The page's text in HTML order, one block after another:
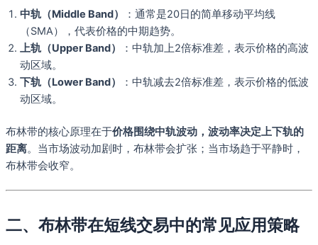
中轨（Middle Band）
：通常是20日的简单移动平均线
（SMA），代表价格的中期趋势。
上轨（Upper Band）
：中轨加上2倍标准差，表示价格的高波
动区域。
下轨（Lower Band）
：中轨减去2倍标准差，表示价格的低波
动区域。
布林带的核心原理在于价格围绕中轨波动，波动率决定上下轨的
距离。当市场波动加剧时，布林带会扩张；当市场趋于平静时，
布林带会收窄。
二、布林带在短线交易中的常见应用策略